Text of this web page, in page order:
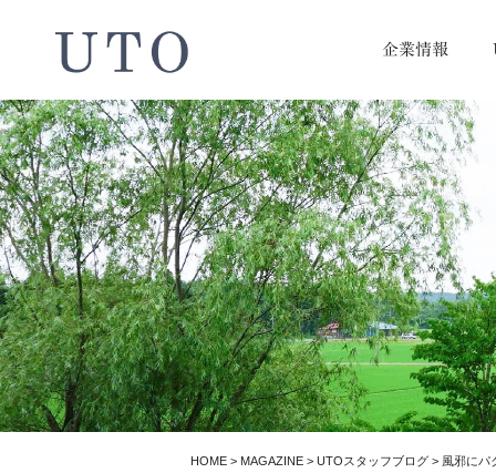
企業情報
HOME > MAGAZINE > UTOスタッフブログ > 風邪にパ